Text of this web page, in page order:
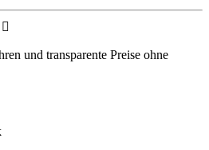
und transparente Preise ohne